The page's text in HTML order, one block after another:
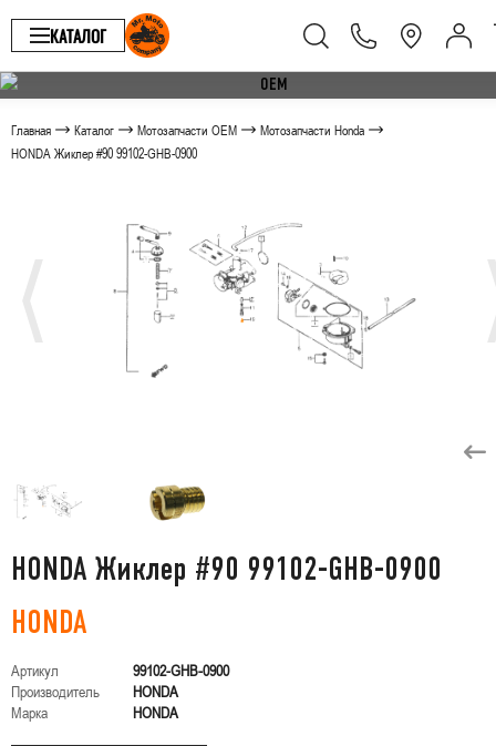
КАТАЛОГ
Главная Каталог Мотозапчасти OEM
Мотозапчасти Honda
HONDA Жиклер #90 99102-GHB-0900
HONDA Жиклер #90 99102-GHB-0900
HONDA
Артикул
99102-GHB-0900
Производитель
HONDA
Марка
HONDA